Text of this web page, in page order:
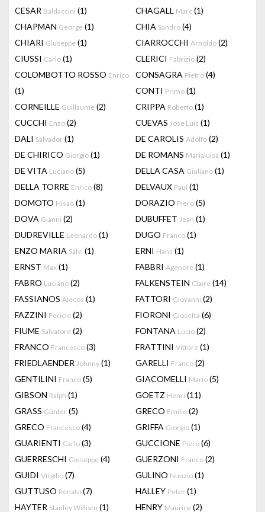
CESAR Baldaccini (1) CHAGALL Marc (1)
CHAPMAN George (1) CHIA Sandro (4)
CHIARI Giuseppe (1) CIARROCCHI Arnoldo (2)
CIUSSI Carlo (1) CLERICI Fabrizio (2)
COLOMBOTTO ROSSO Enrico
(1)
CONSAGRA Pietro (4)
CONTI Primo (1)
CORNEILLE Guillaume (2) CRIPPA Roberto (1)
CUCCHI Enzo (2) CUEVAS Jose Luis (1)
DALI Salvador (1) DE CAROLIS Adolfo (2)
DE CHIRICO Giorgio (1) DE ROMANS Marialuisa (1)
DE VITA Luciano (5) DELLA CASA Giuliano (1)
DELLA TORRE Enrico (8) DELVAUX Paul (1)
DOMOTO Hisao (1) DORAZIO Piero (5)
DOVA Gianni (2) DUBUFFET Jean (1)
DUDREVILLE Leonardo (1) DUGO Franco (1)
ENZO MARIA Salvi (1) ERNI Hans (1)
ERNST Max (1) FABBRI Agenore (1)
FABRO Luciano (2) FALKENSTEIN Claire (14)
FASSIANOS Alecos (1) FATTORI Giovanni (2)
FAZZINI Pericle (2) FIORONI Giosetta (6)
FIUME Salvatore (2) FONTANA Lucio (2)
FRANCO Francesco (3) FRATTINI Vittore (1)
FRIEDLAENDER Johnny (1) GARELLI Franco (2)
GENTILINI Franco (5) GIACOMELLI Mario (5)
GIBSON Ralph (1) GOETZ Henri (11)
GRASS Günter (5) GRECO Emilio (2)
GRECO Francesco (4) GRIFFA Giorgio (1)
GUARIENTI Carlo (3) GUCCIONE Piero (6)
GUERRESCHI Giuseppe (4) GUERZONI Franco (2)
GUIDI Virgilio (7) GULINO Nunzio (1)
GUTTUSO Renato (7) HALLEY Peter (1)
HAYTER Stanley William (1) HENRY Maurice (2)